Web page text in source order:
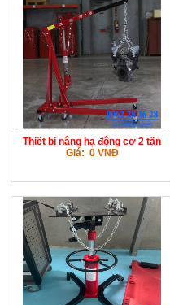
Thiết bị nâng hạ động cơ 2 tấn
Giá: 0 VNĐ